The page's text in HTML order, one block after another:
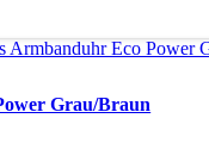
Grau/Braun